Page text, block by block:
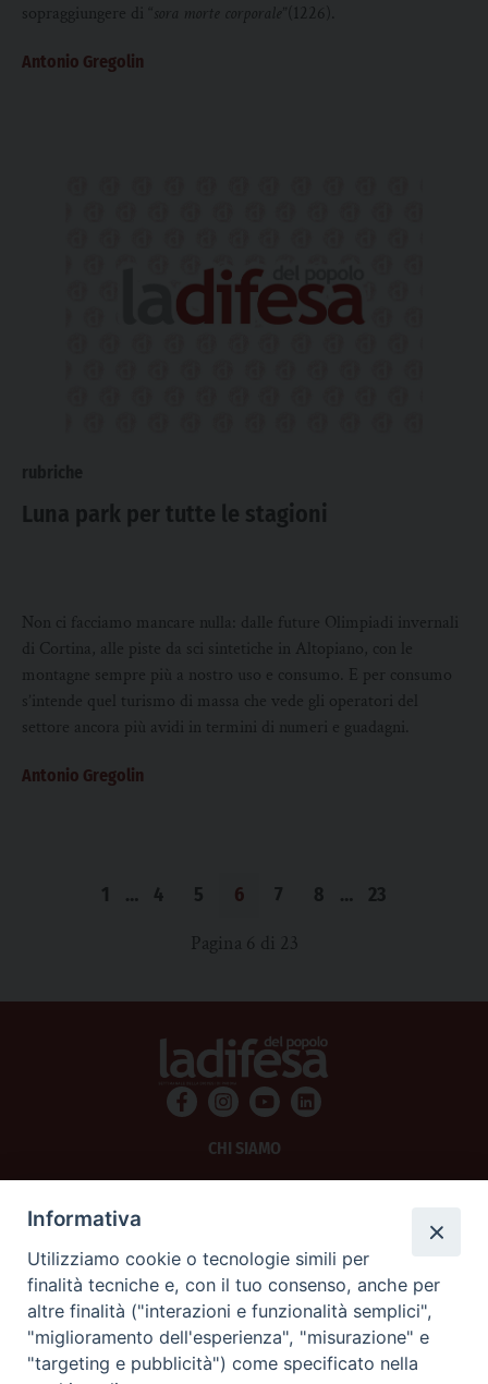
sopraggiungere di “
sora morte corporale ”(1226).
Antonio Gregolin
Luna park per tutte le stagioni
Non ci facciamo mancare nulla: dalle future Olimpiadi invernali
di Cortina, alle piste da sci sintetiche in Altopiano, con le
montagne sempre più a nostro uso e consumo. E per consumo
s’intende quel turismo di massa che vede gli operatori del
settore ancora più avidi in termini di numeri e guadagni.
Antonio Gregolin
1 … 4 5 6 7 8 … 23
Pagina 6 di 23
CHI SIAMO
SCRIVICI
La Difesa srl - P.iva 05125420280
La Difesa del Popolo percepisce i contributi pubblici all'editoria.
Informativa
Utilizziamo cookie o tecnologie simili per
finalità tecniche e, con il tuo consenso, anche per
altre finalità ("interazioni e funzionalità semplici",
"miglioramento dell'esperienza", "misurazione" e
"targeting e pubblicità") come specificato nella